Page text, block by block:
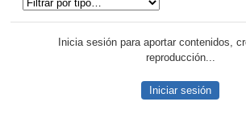
Inicia sesión para aportar contenidos,
reproducción...
Iniciar sesión